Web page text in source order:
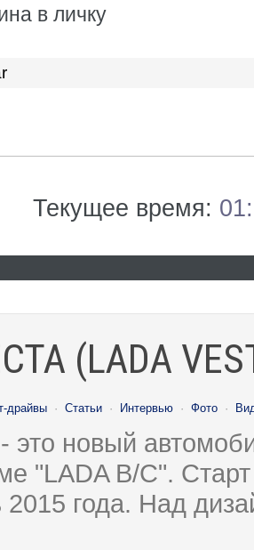
в личку
Текущее время:
(LADA
драйвы · Статьи · Интервью · Фото ·
это новый
"LADA B/C".
2015 года. Над